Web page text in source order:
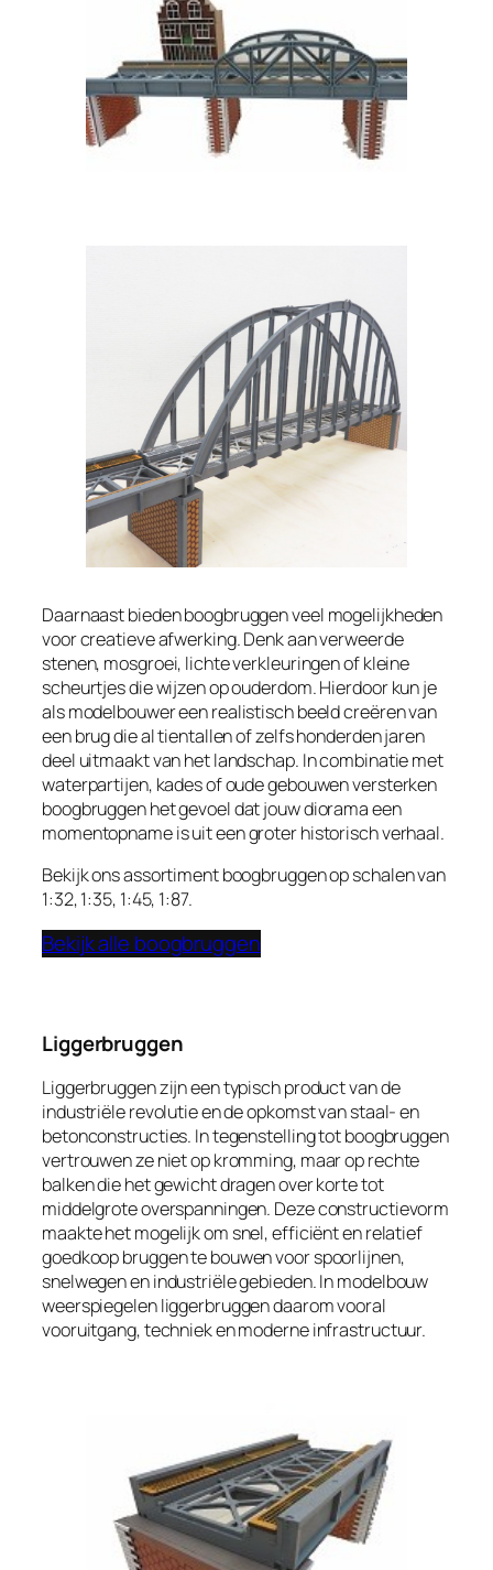
Daarnaast bieden boogbruggen veel mogelijkheden
voor creatieve afwerking. Denk aan verweerde
stenen, mosgroei, lichte verkleuringen of kleine
scheurtjes die wijzen op ouderdom. Hierdoor kun je
als modelbouwer een realistisch beeld creëren van
een brug die al tientallen of zelfs honderden jaren
deel uitmaakt van het landschap. In combinatie met
waterpartijen, kades of oude gebouwen versterken
boogbruggen het gevoel dat jouw diorama een
momentopname is uit een groter historisch verhaal.
Bekijk ons assortiment boogbruggen op schalen van
1:32, 1:35, 1:45, 1:87.
Bekijk alle boogbruggen
Liggerbruggen
Liggerbruggen zijn een typisch product van de
industriële revolutie en de opkomst van staal- en
betonconstructies. In tegenstelling tot boogbruggen
vertrouwen ze niet op kromming, maar op rechte
balken die het gewicht dragen over korte tot
middelgrote overspanningen. Deze constructievorm
maakte het mogelijk om snel, efficiënt en relatief
goedkoop bruggen te bouwen voor spoorlijnen,
snelwegen en industriële gebieden. In modelbouw
weerspiegelen liggerbruggen daarom vooral
vooruitgang, techniek en moderne infrastructuur.